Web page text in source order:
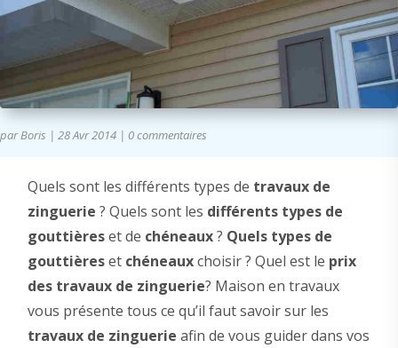
parBoris | 28 Avr 2014 | 0 commentaires
Quels sont les différents types de travaux de
zinguerie ? Quels sont les différents types de
gouttièreset de chéneaux? Quels types de
gouttièreset chéneauxchoisir ? Quel est le prix
des travaux de zinguerie? Maison en travaux
vous présente tous ce qu’il faut savoir sur les
travaux de zinguerie afin de vous guider dans vos